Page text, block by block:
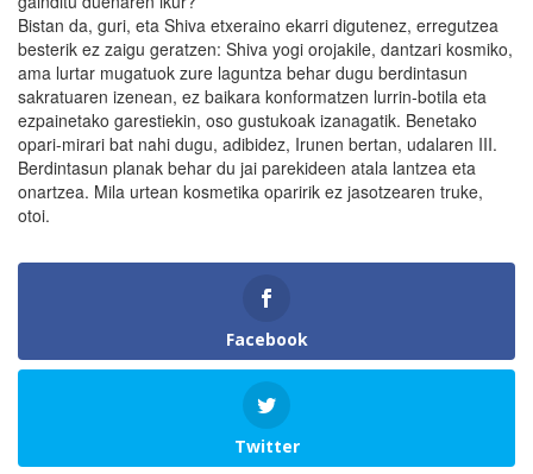
Bistan da, guri, eta Shiva etxeraino ekarri digutenez, erregutzea
besterik ez zaigu geratzen: Shiva yogi orojakile, dantzari kosmiko,
ama lurtar mugatuok zure laguntza behar dugu berdintasun
sakratuaren izenean, ez baikara konformatzen lurrin-botila eta
ezpainetako garestiekin, oso gustukoak izanagatik. Benetako
opari-mirari bat nahi dugu, adibidez, Irunen bertan, udalaren III.
Berdintasun planak behar du jai parekideen atala lantzea eta
onartzea. Mila urtean kosmetika oparirik ez jasotzearen truke,
otoi.
Facebook
Twitter